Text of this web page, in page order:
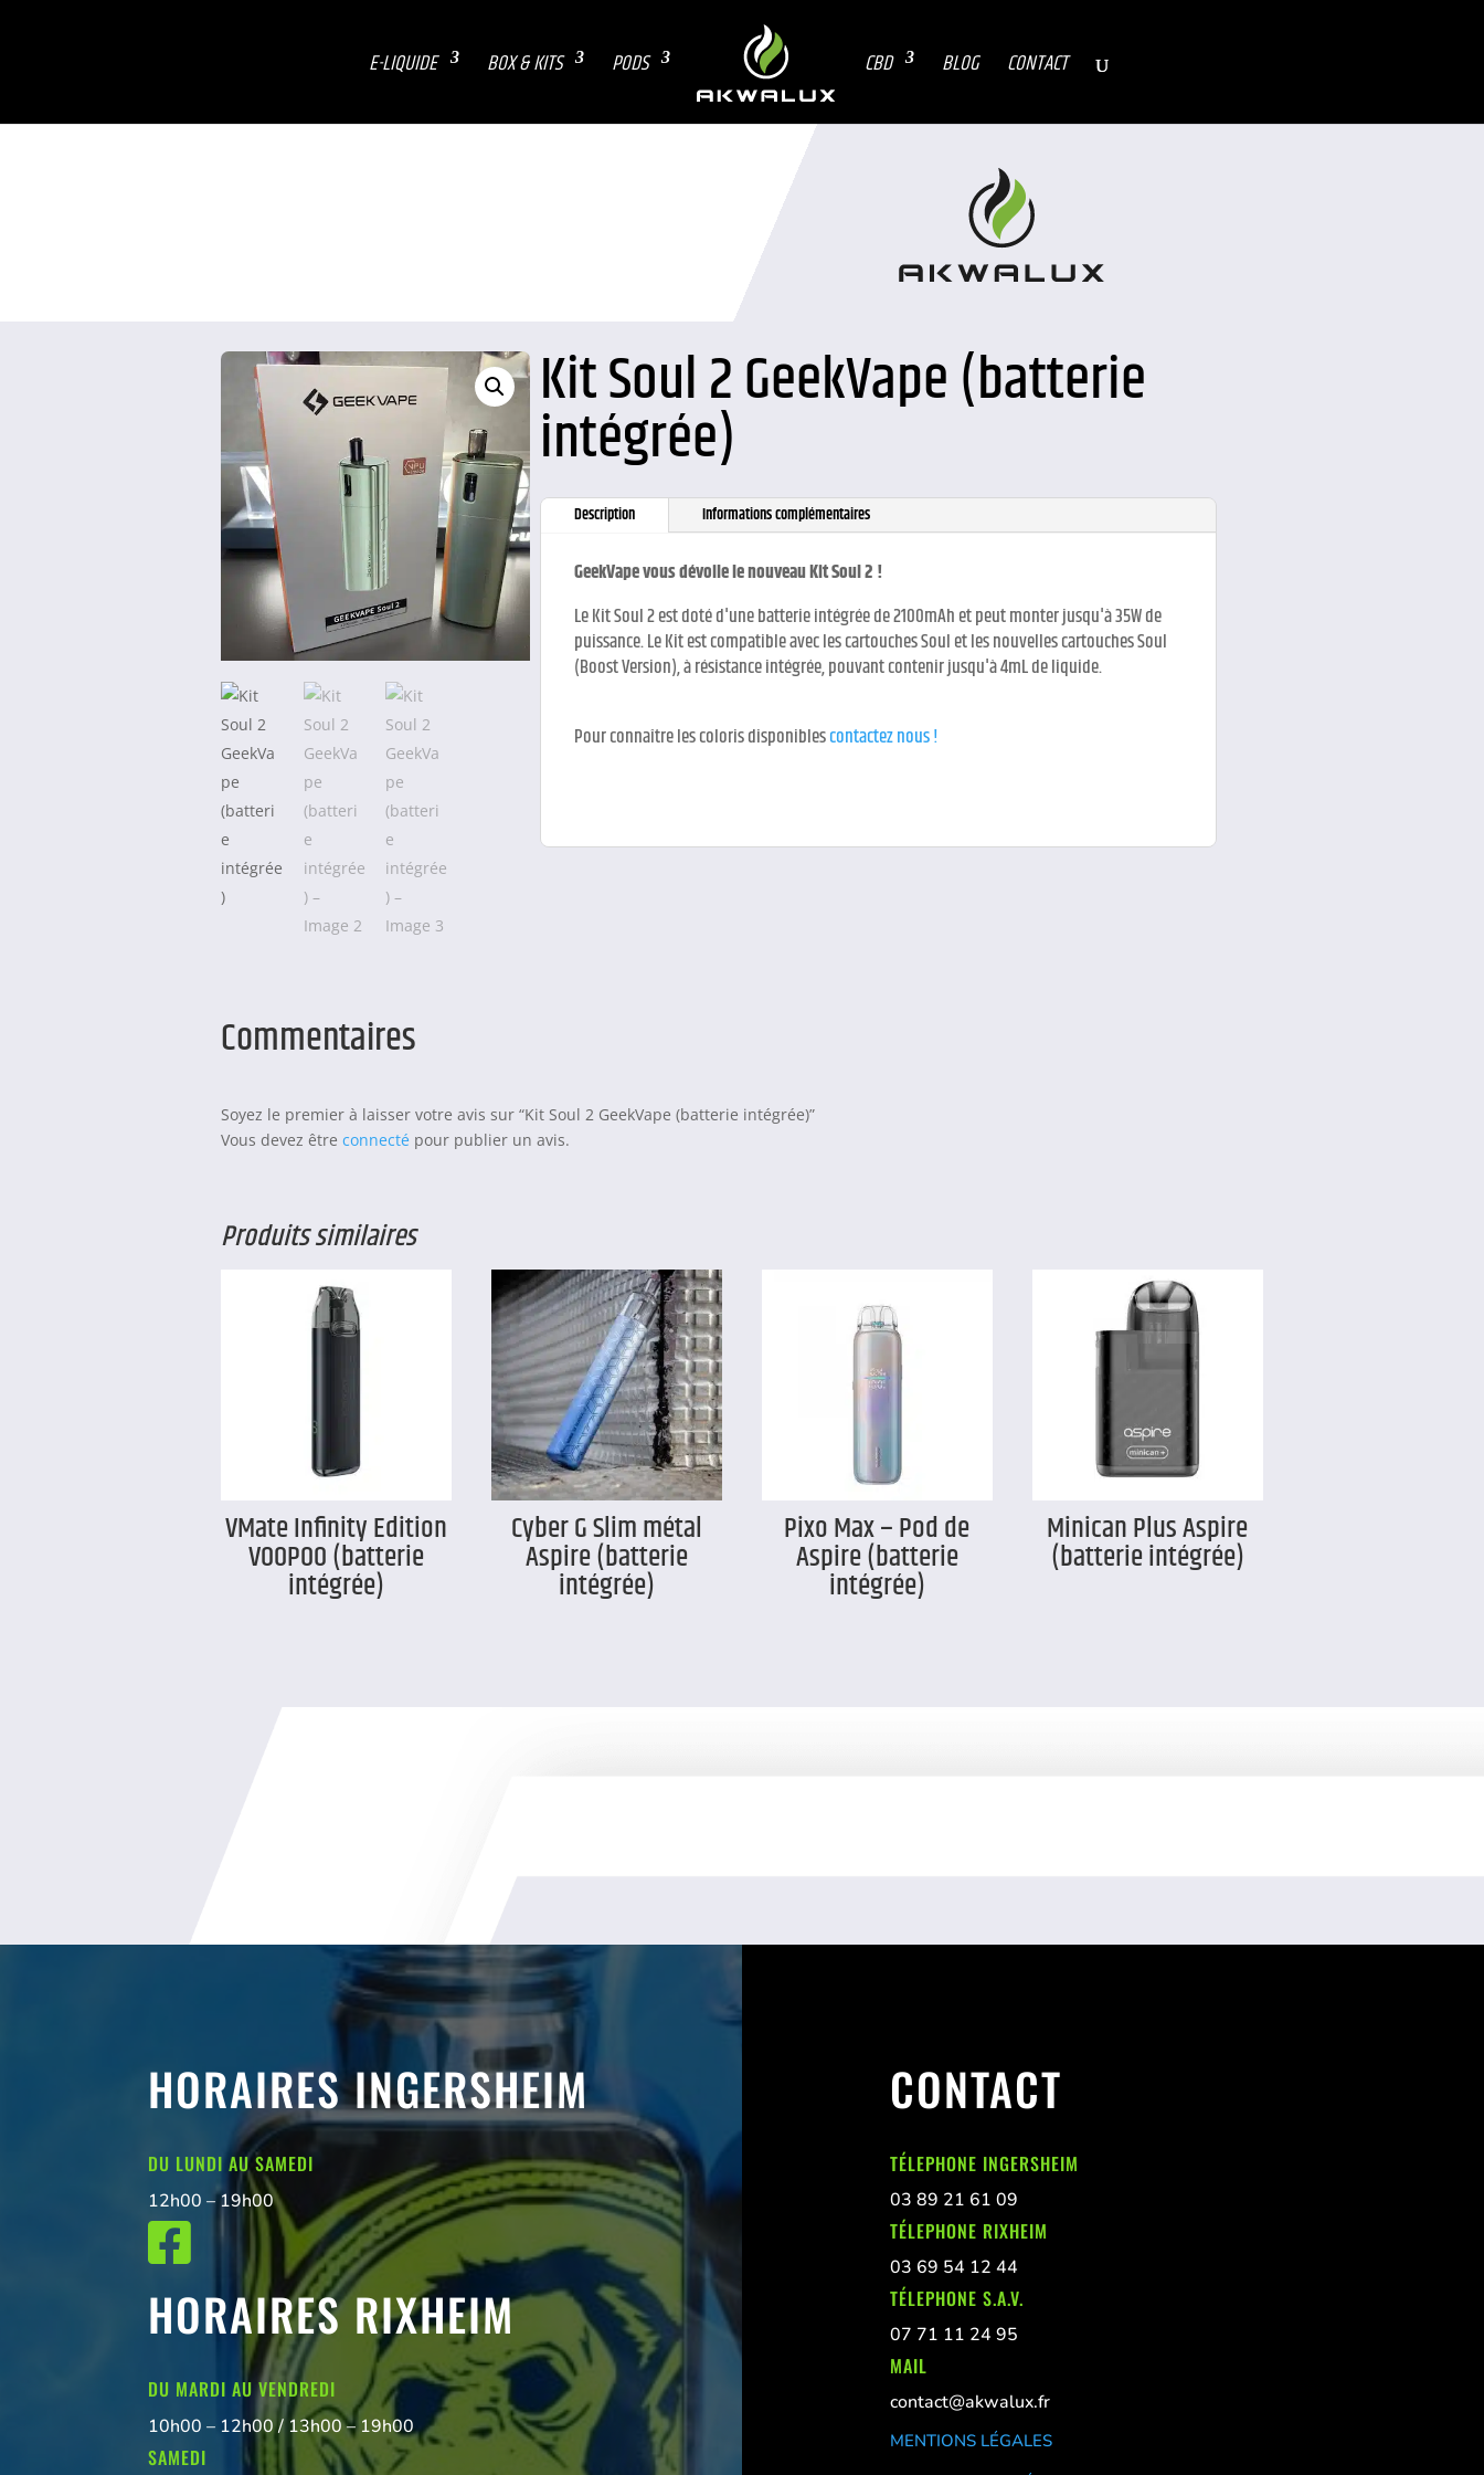
E-LIQUIDE BOX & KITS PODS CBD BLOG CONTACT
Kit Soul 2 GeekVape (batterie
intégrée)
Description Informations complémentaires
GeekVape vous dévoile le nouveau Kit Soul 2 !
Le Kit Soul 2 est doté d'une batterie intégrée de 2100mAh et peut monter jusqu'à 35W de
puissance. Le Kit est compatible avec les cartouches Soul et les nouvelles cartouches Soul
(Boost Version), à résistance intégrée, pouvant contenir jusqu'à 4mL de liquide.
Pour connaître les coloris disponiblescontactez nous !
Commentaires
Soyez le premier à laisser votre avis sur “Kit Soul 2 GeekVape (batterie intégrée)”
Vous devez être connecté pour publier un avis.
Produits similaires
VMate Infinity Edition
VOOPOO (batterie
intégrée)
Cyber G Slim métal
Aspire (batterie
intégrée)
Pixo Max – Pod de
Aspire (batterie
intégrée)
Minican Plus Aspire
(batterie intégrée)
HORAIRES INGERSHEIM
DU LUNDI AU SAMEDI
12h00 – 19h00

HORAIRES RIXHEIM
DU MARDI AU VENDREDI
10h00 – 12h00 / 13h00 – 19h00
SAMEDI
CONTACT
TÉLEPHONE INGERSHEIM
03 89 21 61 09
TÉLEPHONE RIXHEIM
03 69 54 12 44
TÉLEPHONE S.A.V.
07 71 11 24 95
MAIL
contact@akwalux.fr
MENTIONS LÉGALES